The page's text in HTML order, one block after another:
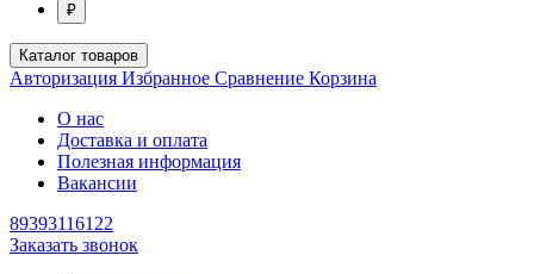
₽
Каталог товаров
Авторизация Избранное Сравнение Корзина
О нас
Доставка и оплата
Полезная информация
Вакансии
89393116122
Заказать звонок